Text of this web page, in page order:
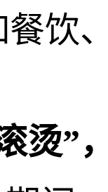
饮
烫”